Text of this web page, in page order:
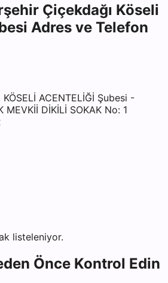
Çiçekdağı Köseli
Adres ve Telefon
KÖSELİ ACENTELİĞİ Şubesi -
MEVKİİ DİKİLİ SOKAK No: 1
listeleniyor.
Önce Kontrol Edin